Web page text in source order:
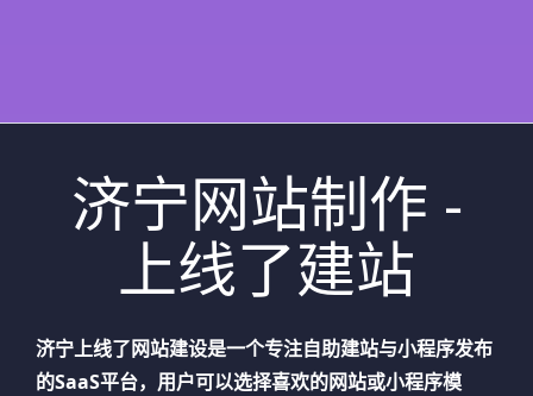
济宁网站制作 -
上线了建站
济宁上线了网站建设是一个专注自助建站与小程序发布
的SaaS平台，用户可以选择喜欢的网站或小程序模